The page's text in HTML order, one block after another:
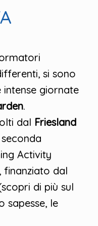
si sono
intense giornate
.
dal Friesland
Activity
finanziato dal
di più sul
sapesse, le